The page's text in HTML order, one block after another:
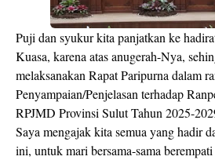
Puji dan syukur kita panjatkan ke
Kuasa, karena atas anugerah-Nya,
melaksanakan Rapat Paripurna dalam
Penyampaian/Penjelasan terhadap
RPJMD Provinsi Sulut Tahun 2025-
Saya mengajak kita semua yang hadir
ini, untuk mari bersama-sama